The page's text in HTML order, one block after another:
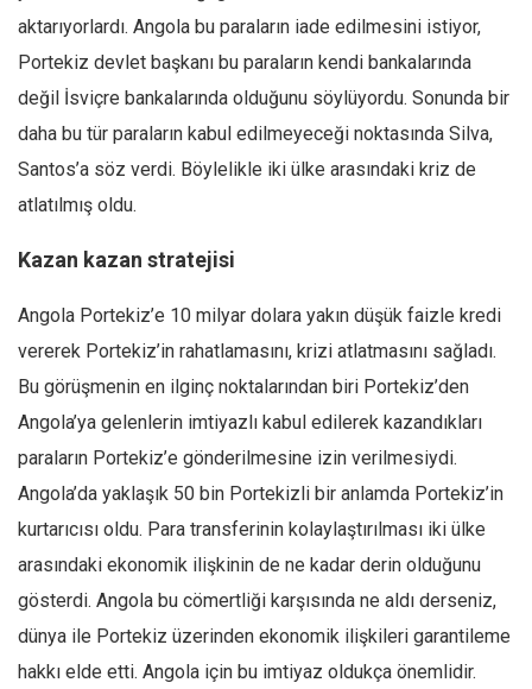
aktarıyorlardı. Angola bu paraların iade edilmesini istiyor,
Portekiz devlet başkanı bu paraların kendi bankalarında
değil İsviçre bankalarında olduğunu söylüyordu. Sonunda bir
daha bu tür paraların kabul edilmeyeceği noktasında Silva,
Santos’a söz verdi. Böylelikle iki ülke arasındaki kriz de
atlatılmış oldu.
Kazan kazan stratejisi
Angola Portekiz’e 10 milyar dolara yakın düşük faizle kredi
vererek Portekiz’in rahatlamasını, krizi atlatmasını sağladı.
Bu görüşmenin en ilginç noktalarından biri Portekiz’den
Angola’ya gelenlerin imtiyazlı kabul edilerek kazandıkları
paraların Portekiz’e gönderilmesine izin verilmesiydi.
Angola’da yaklaşık 50 bin Portekizli bir anlamda Portekiz’in
kurtarıcısı oldu. Para transferinin kolaylaştırılması iki ülke
arasındaki ekonomik ilişkinin de ne kadar derin olduğunu
gösterdi. Angola bu cömertliği karşısında ne aldı derseniz,
dünya ile Portekiz üzerinden ekonomik ilişkileri garantileme
hakkı elde etti. Angola için bu imtiyaz oldukça önemlidir.